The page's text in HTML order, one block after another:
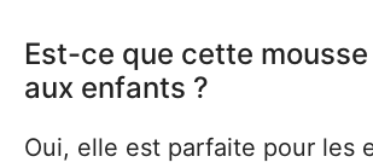
Est-ce que cette
aux enfants ?
Oui, elle est parfaite pour les